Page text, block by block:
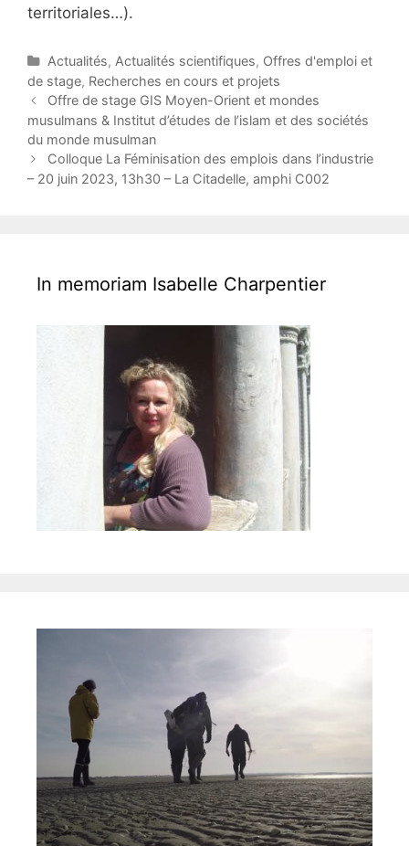
territoriales…).
C
a
t
e
g
o
r
Actualités, Actualités scientifiques, Offres d'emploi et
de stage, Recherches en cours et projets
P
o
s
t
n
Offre de stage GIS Moyen-Orient et mondes
musulmans & Institut d’études de l’islam et des sociétés
du monde musulman
Colloque La Féminisation des emplois dans l’industrie
– 20 juin 2023, 13h30 – La Citadelle, amphi C002
In memoriam Isabelle Charpentier